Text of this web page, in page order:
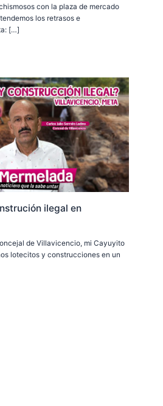
con la plaza de mercado
los retrasos e
[…]
ilegal en
de Villavicencio, mi Cayuyito
lotecitos y construcciones en un